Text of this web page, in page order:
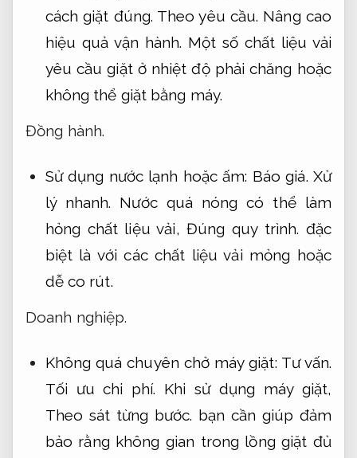
cách giặt đúng. Theo yêu cầu. Nâng cao
hiệu quả vận hành. Một số chất liệu vải
yêu cầu giặt ở nhiệt độ phải chăng hoặc
không thể giặt bằng máy.
Đồng hành.
Sử dụng nước lạnh hoặc ấm: Báo giá. Xử
lý nhanh. Nước quá nóng có thể làm
hỏng chất liệu vải,Đúng quy trình. đặc
biệt là với các chất liệu vải mỏng hoặc
dễ co rút.
Doanh nghiệp.
Không quá chuyên chở máy giặt: Tư vấn.
Tối ưu chi phí. Khi sử dụng máy giặt,
Theo sát từng bước. bạn cần giúp đảm
bảo rằng không gian trong lồng giặt đủ